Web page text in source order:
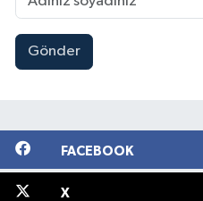
Gönder
FACEBOOK
X